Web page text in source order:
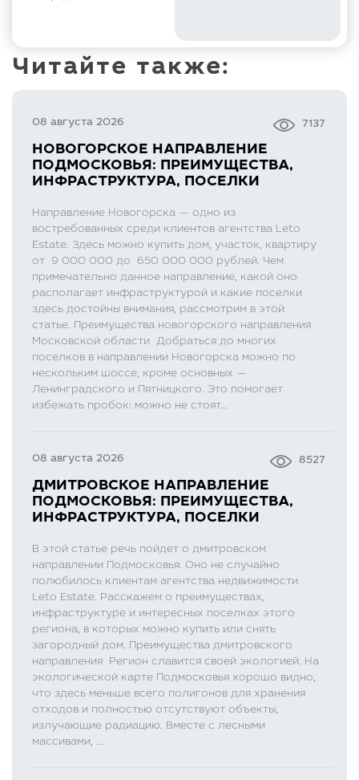
Читайте также:
08 августа 2026 7137
НОВОГОРСКОЕ НАПРАВЛЕНИЕ
ПОДМОСКОВЬЯ: ПРЕИМУЩЕСТВА,
ИНФРАСТРУКТУРА, ПОСЕЛКИ
Направление Новогорска — одно из
востребованных среди клиентов агентства Leto
Estate. Здесь можно купить дом, участок, квартиру
от 9 000 000 до 650 000 000 рублей. Чем
примечательно данное направление, какой оно
располагает инфраструктурой и какие поселки
здесь достойны внимания, рассмотрим в этой
статье. Преимущества новогорского направления
Московской области Добраться до многих
поселков в направлении Новогорска можно по
нескольким шоссе, кроме основных —
Ленинградского и Пятницкого. Это помогает
избежать пробок: можно не стоят...
08 августа 2026 8527
ДМИТРОВСКОЕ НАПРАВЛЕНИЕ
ПОДМОСКОВЬЯ: ПРЕИМУЩЕСТВА,
ИНФРАСТРУКТУРА, ПОСЕЛКИ
В этой статье речь пойдет о дмитровском
направлении Подмосковья. Оно не случайно
полюбилось клиентам агентства недвижимости
Leto Estate. Расскажем о преимуществах,
инфраструктуре и интересных поселках этого
региона, в которых можно купить или снять
загородный дом. Преимущества дмитровского
направления Регион славится своей экологией. На
экологической карте Подмосковья хорошо видно,
что здесь меньше всего полигонов для хранения
отходов и полностью отсутствуют объекты,
излучающие радиацию. Вместе с лесными
массивами, ...